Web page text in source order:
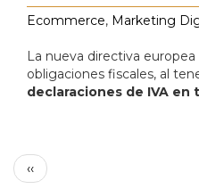
Ecommerce, Marketing
La nueva directiva
obligaciones fiscales, al
declaraciones de IVA en
Paginación
Página anterior
‹‹